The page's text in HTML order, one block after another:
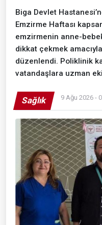
Biga Devlet
Emzirme Haftası
emzirmenin anne-
dikkat çekmek
düzenlendi. Poliklinik
vatandaşlara uzman
Sağlık 9 Ağu 2026 -